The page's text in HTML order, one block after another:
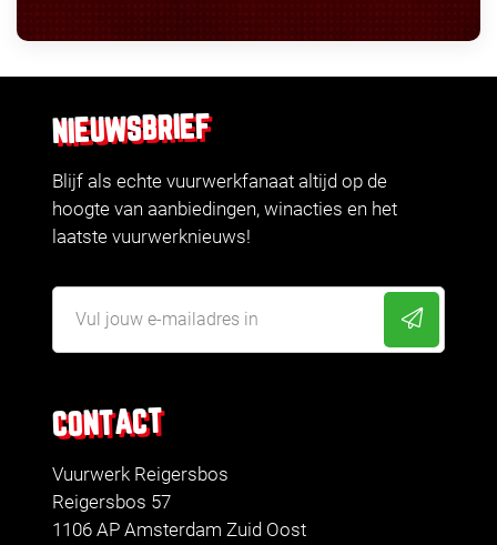
CONTACT
Vuurwerk Reigersbos
Reigersbos 57
1106 AP Amsterdam Zuid Oost
NIEUWSBRIEF
Blijf als echte vuurwerkfanaat altijd op de
hoogte van aanbiedingen, winacties en het
laatste vuurwerknieuws!